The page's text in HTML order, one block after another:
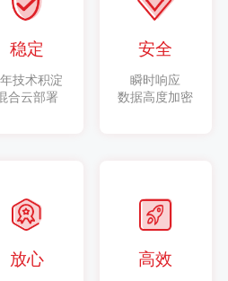
稳定
技术积淀
合云部署
安全
瞬时响应
数据高度加密
放心 高效